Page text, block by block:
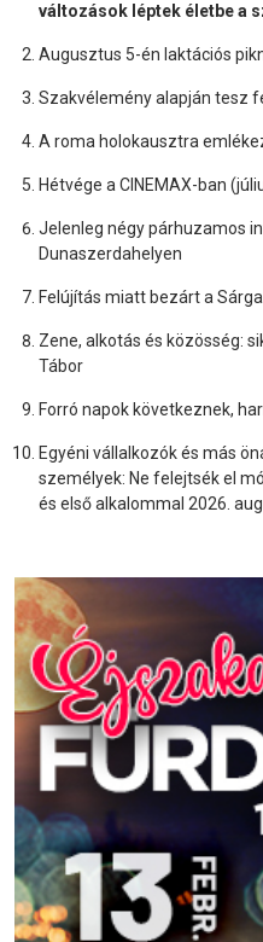
változások léptek életbe a
Augusztus 5-én laktációs
Szakvélemény alapján tesz
A roma holokausztra
Hétvége a CINEMAX-ban
Jelenleg négy párhuzamos
Dunaszerdahelyen
Felújítás miatt bezárt a
Zene, alkotás és közösség:
Tábor
Forró napok következnek,
Egyéni vállalkozók és más
személyek: Ne felejtsék el
és első alkalommal 2026.